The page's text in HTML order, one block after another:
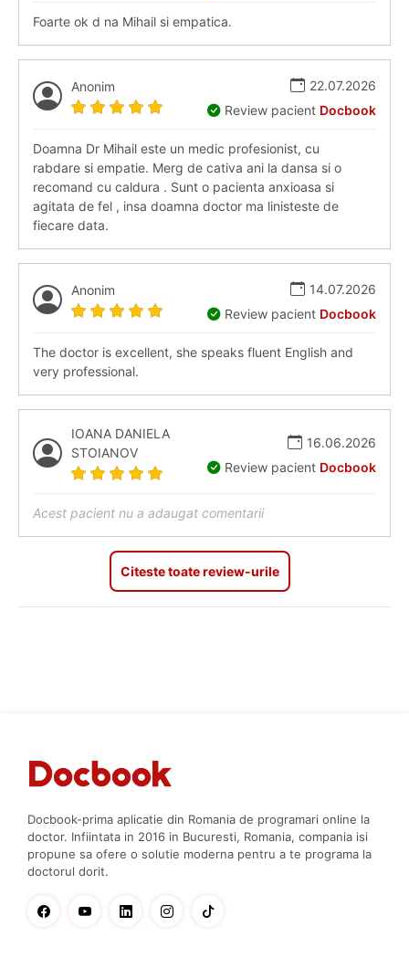
Foarte ok d na Mihail si empatica.
Anonim
22.07.2026
Review pacient Docbook
Doamna Dr Mihail este un medic profesionist, cu
rabdare si empatie. Merg de cativa ani la dansa si o
recomand cu caldura . Sunt o pacienta anxioasa si
agitata de fel , insa doamna doctor ma linisteste de
fiecare data.
Anonim
14.07.2026
Review pacient Docbook
The doctor is excellent, she speaks fluent English and
very professional.
IOANA DANIELA
STOIANOV
16.06.2026
Review pacient Docbook
Acest pacient nu a adaugat comentarii
Citeste toate review-urile
Docbook-prima aplicatie din Romania de programari online la
doctor. Infiintata in 2016 in Bucuresti, Romania, compania isi
propune sa ofere o solutie moderna pentru a te programa la
doctorul dorit.